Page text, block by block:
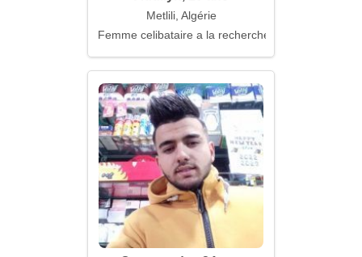
Metlili, Algérie
Femme celibataire a la recherche d'un mari